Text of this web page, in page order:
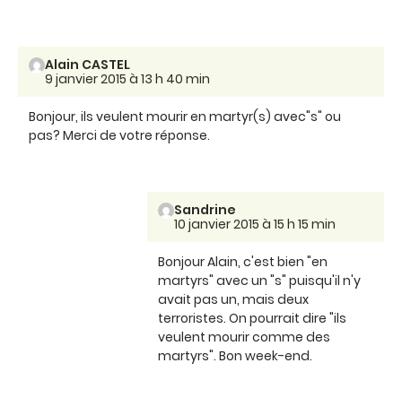
Alain CASTEL
9 janvier 2015 à 13 h 40 min
Bonjour, ils veulent mourir en martyr(s) avec"s" ou
pas? Merci de votre réponse.
Sandrine
10 janvier 2015 à 15 h 15 min
Bonjour Alain, c'est bien "en
martyrs" avec un "s" puisqu'il n'y
avait pas un, mais deux
terroristes. On pourrait dire "ils
veulent mourir comme des
martyrs". Bon week-end.